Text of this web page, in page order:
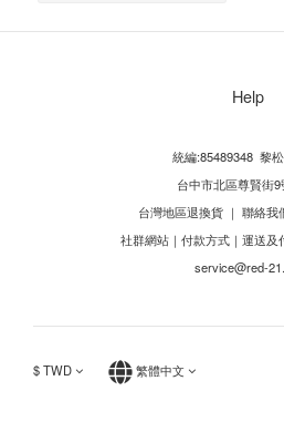
Help
統編:85489348 黎
台中市北區尊賢街
台灣地區退換貨 ｜ 聯絡我
社群網站｜ 付款方式｜ 運送及
service@red-
$TWD 繁體中文